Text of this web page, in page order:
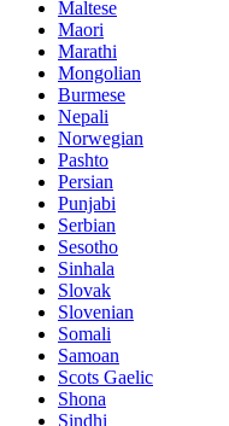
Maltese
Maori
Marathi
Mongolian
Burmese
Nepali
Norwegian
Pashto
Persian
Punjabi
Serbian
Sesotho
Sinhala
Slovak
Slovenian
Somali
Samoan
Scots Gaelic
Shona
Sindhi